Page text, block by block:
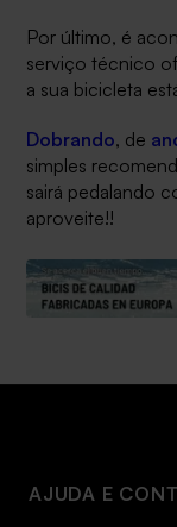
Por último, é
serviço técnico
a sua bicicleta
Dobrando, de
simples
sairá pedalando
aproveite!!
AJUDA E